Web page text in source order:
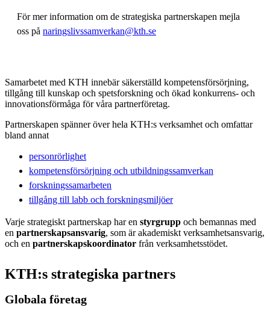
För mer information om de strategiska partnerskapen mejla
oss på naringslivssamverkan@kth.se
Samarbetet med KTH innebär säkerställd kompetensförsörjning,
tillgång till kunskap och spetsforskning och ökad konkurrens- och
innovationsförmåga för våra partnerföretag.
Partnerskapen spänner över hela KTH:s verksamhet och omfattar
bland annat
personrörlighet
kompetensförsörjning och utbildningssamverkan
forskningssamarbeten
tillgång till labb och forskningsmiljöer
Varje strategiskt partnerskap har en styrgrupp och bemannas med
en partnerskapsansvarig, som är akademiskt verksamhetsansvarig,
och en partnerskapskoordinator från verksamhetsstödet.
KTH:s strategiska partners
Globala företag